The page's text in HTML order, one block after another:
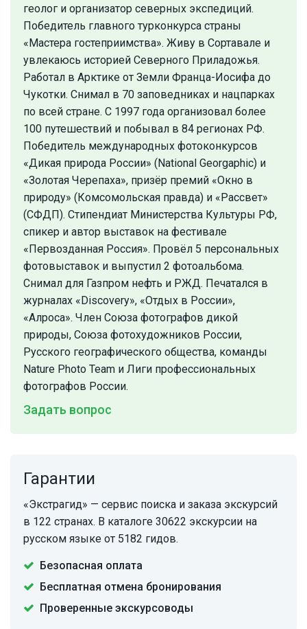
геолог и организатор северных экспедиций.
Победитель главного турконкурса страны
«Мастера гостеприимства». Живу в Сортавале и
увлекаюсь историей Северного Приладожья.
Работал в Арктике от Земли Франца-Иосифа до
Чукотки. Снимал в 70 заповедниках и нацпарках
по всей стране. С 1997 года организовал более
100 путешествий и побывал в 84 регионах РФ.
Победитель международных фотоконкурсов
«Дикая природа России» (National Georgaphic) и
«Золотая Черепаха», призёр премий «Окно в
природу» (Комсомольская правда) и «Рассвет»
(СФДП). Стипендиат Министерства Культуры РФ,
спикер и автор выставок на фестивале
«Первозданная Россия». Провёл 5 персональных
фотовыставок и выпустил 2 фотоальбома.
Снимал для Газпром нефть и РЖД. Печатался в
журналах «Discovery», «Отдых в России»,
«Алроса». Член Союза фотографов дикой
природы, Союза фотохудожников России,
Русского географического общества, команды
Nature Photo Team и Лиги профессиональных
фотографов России.
Задать вопрос
Гарантии
«Экстрагид» — сервис поиска и заказа экскурсий
в 122 странах. В каталоге 30622 экскурсии на
русском языке от 5182 гидов.
Безопасная оплата
Бесплатная отмена бронирования
Проверенные экскурсоводы